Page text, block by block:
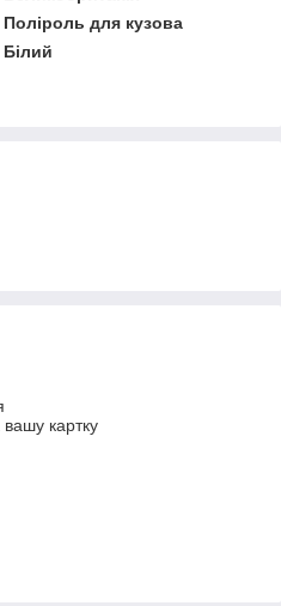
Поліроль для кузова
Білий
картку